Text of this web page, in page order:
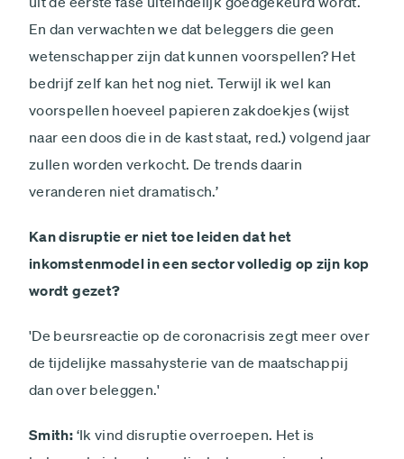
En dan verwachten we dat beleggers die geen
wetenschapper zijn dat kunnen voorspellen? Het
bedrijf zelf kan het nog niet. Terwijl ik wel kan
voorspellen hoeveel papieren zakdoekjes (wijst
naar een doos die in de kast staat, red.) volgend jaar
zullen worden verkocht. De trends daarin
veranderen niet dramatisch.’
Kan disruptie er niet toe leiden dat het
inkomstenmodel in een sector volledig op zijn kop
wordt gezet?
'De beursreactie op de coronacrisis zegt meer over
de tijdelijke massahysterie van de maatschappij
dan over beleggen.'
Smith: ‘Ik vind disruptie overroepen. Het is